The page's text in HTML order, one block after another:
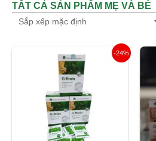
TẤT CẢ SẢN PHẨM MẸ VÀ BÉ
-24%
gốc
là:
2.290.000 ₫.
Giá
hiện
1.750.000 ₫.